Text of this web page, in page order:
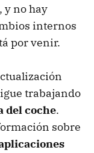
y no hay
internos
por venir.
trabajando
del coche.
sobre